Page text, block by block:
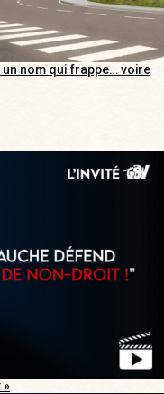
un nom qui frappe… voire
»